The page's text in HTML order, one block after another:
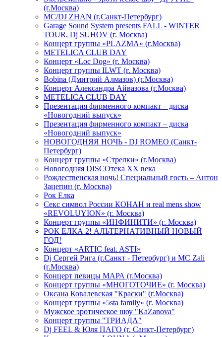
(г.Москва)
МС/DJ ZHAN (г.Санкт-Петербург)
Garage Sound System presents FALL - WINTER
TOUR, Dj SUHOV (г. Москва)
Концерт группы «PLAZMA» (г.Москва)
METELICA CLUB DAY
Концерт «Loc Dog» (г. Москва)
Концерт группы ILWT (г. Москва)
Bobina (Дмитрий Алмазов) (г.Москва)
Концерт Александра Айвазова (г.Москва)
METELICA CLUB DAY
Презентация фирменного компакт – диска
«Новогодний выпуск»
Презентация фирменного компакт – диска
«Новогодний выпуск»
НОВОГОДНЯЯ НОЧЬ - DJ ROMEO (Санкт-
Петербург)
Концерт группы «Стрелки» (г.Москва)
Новогодняя DISCOтека ХХ века
Рождественская ночь! Специальный гость – Антон
Зацепин (г. Москва)
Рок Елка
Секс символ России КОНАН и real mens show
«REVOLUYION» (г. Москва)
Концерт группы «ИНФИНИТИ» (г. Москва)
РОК ЕЛКА 2! АЛЬТЕРНАТИВНЫЙ НОВЫЙ
ГОД!
Концерт «ARTIC feat. ASTI»
Dj Сергей Рига (г.Санкт - Петербург) и MC Zali
(г.Москва)
Концерт певицы МАРА (г.Москва)
Концерт группы «МНОГОТОЧИЕ» (г. Москва)
Оксана Ковалевская "Краски" (г.Москва)
Концерт группы «5sta family» (г. Москва)
Мужское эротическое шоу "KaZanova"
Концерт группы "ТРИАДА"
Dj FEEL & Юля ПАГО (г. Санкт-Петербург)